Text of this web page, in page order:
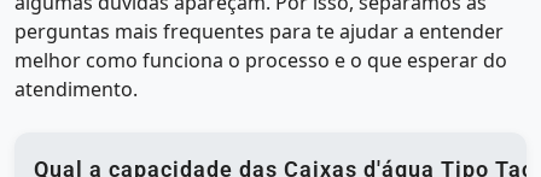
perguntas mais frequentes para te ajudar a entender
melhor como funciona o processo e o que esperar do
atendimento.
Qual a capacidade das Caixas d'água Tipo